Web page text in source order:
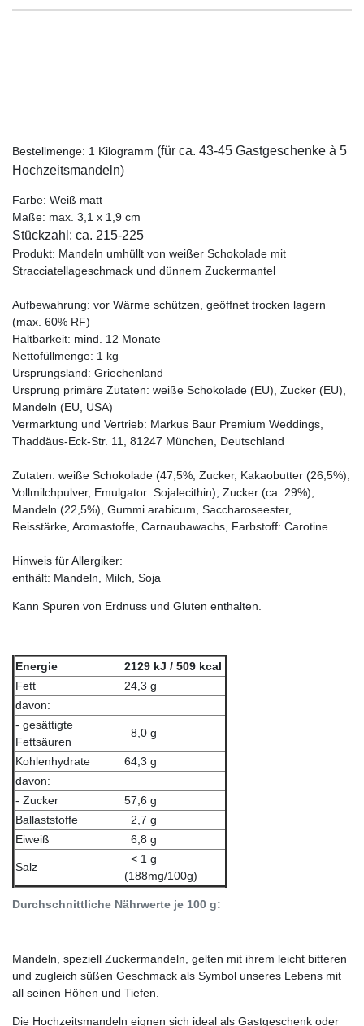
Bestellmenge: 1 Kilogramm (für ca. 43-45 Gastgeschenke à 5
Hochzeitsmandeln)
Farbe: Weiß matt
Maße: max. 3,1 x 1,9 cm
Stückzahl: ca. 215-225
Produkt: Mandeln umhüllt von weißer Schokolade mit
Stracciatellageschmack und dünnem Zuckermantel
Aufbewahrung: vor Wärme schützen, geöffnet trocken lagern
(max. 60% RF)
Haltbarkeit: mind. 12 Monate
Nettofüllmenge: 1 kg
Ursprungsland: Griechenland
Ursprung primäre Zutaten: weiße Schokolade (EU), Zucker (EU),
Mandeln (EU, USA)
Vermarktung und Vertrieb: Markus Baur Premium Weddings,
Thaddäus-Eck-Str. 11, 81247 München, Deutschland
Zutaten: weiße Schokolade (47,5%; Zucker, Kakaobutter (26,5%),
Vollmilchpulver, Emulgator: Sojalecithin), Zucker (ca. 29%),
Mandeln (22,5%), Gummi arabicum, Saccharoseester,
Reisstärke, Aromastoffe, Carnaubawachs, Farbstoff: Carotine
Hinweis für Allergiker:
enthält: Mandeln, Milch, Soja
Kann Spuren von Erdnuss und Gluten enthalten.
Energie 2129 kJ / 509 kcal
Durchschnittliche Nährwerte je 100 g:
Fett
24,3 g
davon:
- gesättigte
Fettsäuren
8,0 g
Kohlenhydrate
64,3 g
davon:
- Zucker
57,6 g
Ballaststoffe
2,7 g
Eiweiß
6,8 g
Salz
< 1 g
(188mg/100g)
Mandeln, speziell Zuckermandeln, gelten mit ihrem leicht bitteren
und zugleich süßen Geschmack als Symbol unseres Lebens mit
all seinen Höhen und Tiefen.
Die Hochzeitsmandeln eignen sich ideal als Gastgeschenk oder